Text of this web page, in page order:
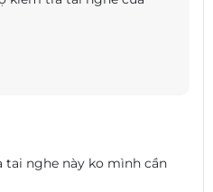
tai nghe này ko mình cần